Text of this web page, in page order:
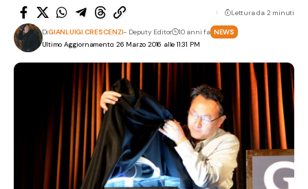
Ultimo Aggiornamento: 26 Marzo 2016 alle 11:31 PM
DiGIANLUIGI CRESCENZI- Deputy Editor 10 anni fa NEWS
Lettura da 2 minuti